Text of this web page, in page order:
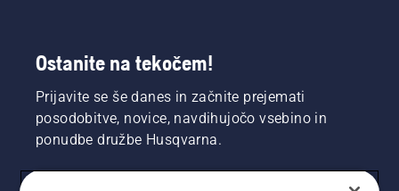
Ostanite na tekočem!
Prijavite se še danes in začnite prejemati
posodobitve, novice, navdihujočo vsebino in
ponudbe družbe Husqvarna.